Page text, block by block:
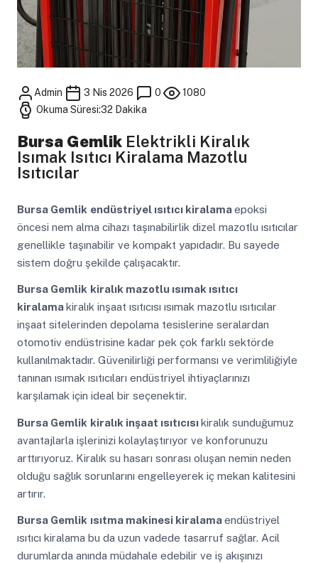
Admin 3 Nis 2026 0
1080
Okuma Süresi:32 Dakika
Bursa GemlikElektrikli Kiralık
Isımak Isıtıcı Kiralama Mazotlu
Isıtıcılar
Bursa Gemlik endüstriyel ısıtıcı kiralamaepoksi
öncesi nem alma cihazı taşınabilirlik dizel mazotlu ısıtıcılar
genellikle taşınabilir ve kompakt yapıdadır. Bu sayede
sistem doğru şekilde çalışacaktır.
Bursa Gemlik kiralık mazotlu ısımak ısıtıcı
kiralamakiralık inşaat ısıtıcısı ısımak mazotlu ısıtıcılar
inşaat sitelerinden depolama tesislerine seralardan
otomotiv endüstrisine kadar pek çok farklı sektörde
kullanılmaktadır. Güvenilirliği performansı ve verimliliğiyle
tanınan ısımak ısıtıcıları endüstriyel ihtiyaçlarınızı
karşılamak için ideal bir seçenektir.
Bursa Gemlik kiralık inşaat ısıtıcısıkiralık sunduğumuz
avantajlarla işlerinizi kolaylaştırıyor ve konforunuzu
arttırıyoruz. Kiralık su hasarı sonrası oluşan nemin neden
olduğu sağlık sorunlarını engelleyerek iç mekan kalitesini
artırır.
Bursa Gemlik ısıtma makinesi kiralamaendüstriyel
ısıtıcı kiralama bu da uzun vadede tasarruf sağlar. Acil
durumlarda anında müdahale edebilir ve iş akışınızı